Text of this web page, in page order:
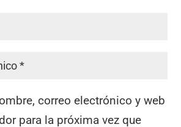
correo electrónico y web
para la próxima vez que